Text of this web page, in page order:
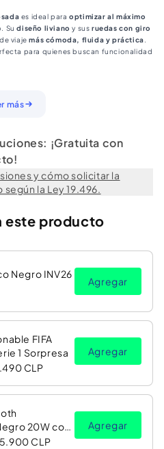
es ideal paraoptimizar al máximo
Sudiseño liviano y susruedas con giro
viajemás cómoda, fluida y práctica
para quienes buscan funcionalidad
ya que puede dañar las cubiertas
COLORES
más
¡Gratuita con
y cómo solicitar la
la Ley 19.496.
este producto
Negro INV26
Agregar
FIFA
1 Sorpresa
CLP
Agregar
20W con
Copec
CLP
Agregar